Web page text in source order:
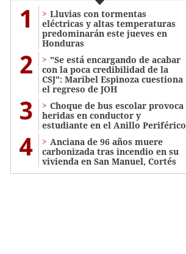
1
Lluvias con tormentas
eléctricas y altas temperaturas
predominarán este jueves en
Honduras
2
"Se está encargando de acabar
con la poca credibilidad de la
CSJ": Maribel Espinoza cuestiona
el regreso de JOH
3
Choque de bus escolar provoca
heridas en conductor y
estudiante en el Anillo Periférico
4
Anciana de 96 años muere
carbonizada tras incendio en su
vivienda en San Manuel, Cortés